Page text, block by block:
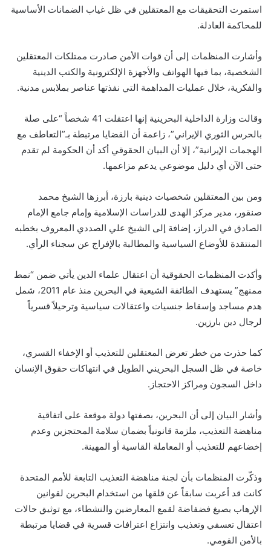
استمرت التحقيقات مع المعتقلين في ظل غياب الضمانات الأساسية
للمحاكمة العادلة.
وأشارت المنظمات إلى أن قوات الأمن صادرت ممتلكات المعتقلين
الشخصية، بما فيها الهواتف والأجهزة الإلكترونية والكتب الدينية
والفكرية، خلال عمليات المداهمة التي نفذتها عناصر بملابس مدنية.
وقالت وزارة الداخلية البحرينية إنها اعتقلت 41 شخصاً “على صلة
بالحرس الثوري الإيراني”، زاعمة أن القضايا مرتبطة بـ”التعاطف مع
الهجمات الإيرانية”، إلا أن البيان الحقوقي أكد أن الحكومة لم تقدم
حتى الآن أي دليل موضوعي يدعم مزاعمها.
ومن بين المعتقلين شخصيات دينية بارزة، أبرزها الشيخ محمد
صنقور، مدير مركز الهدى للدراسات الإسلامية وإمام جامع الإمام
الصادق في الدراز، إضافة إلى الشيخ علي الصددي المعروف بخطبه
المنتقدة للأوضاع السياسية والمطالبة بالإفراج عن سجناء الرأي.
وأكدت المنظمات الحقوقية أن اعتقال علماء الدين يأتي ضمن “نمط
ممنهج” يستهدف الطائفة الشيعية في البحرين منذ عام 2011، شمل
هدم مساجد وإسقاط جنسيات واعتقالات سياسية وترحيلاً قسرياً
لرجال دين بارزين.
كما حذرت من خطر تعرض المعتقلين للتعذيب أو الإخفاء القسري،
خاصة في ظل السجل البحريني الطويل في انتهاكات حقوق الإنسان
داخل السجون ومراكز الاحتجاز.
وأشار البيان إلى أن البحرين، بصفتها دولة موقعة على اتفاقية
مناهضة التعذيب، ملزمة قانونياً بضمان سلامة المحتجزين وعدم
إخضاعهم للتعذيب أو المعاملة القاسية أو المهينة.
وذكّرت المنظمات بأن لجنة مناهضة التعذيب التابعة للأمم المتحدة
كانت قد أعربت سابقاً عن قلقها من استخدام البحرين لقوانين
الإرهاب بصيغ فضفاضة لقمع المعارضين والنشطاء، مع توثيق حالات
اعتقال تعسفي وتعذيب وانتزاع اعترافات قسرية في قضايا مرتبطة
بالأمن القومي.